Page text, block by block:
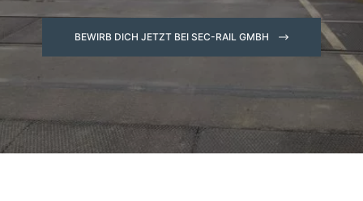
BEWIRB DICH JETZT BEI SEC-RAIL GMBH